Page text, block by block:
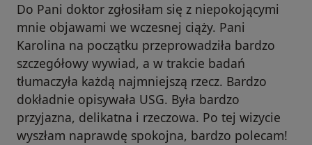
Do Pani doktor zgłosiłam się z niepokojącymi
mnie objawami we wczesnej ciąży. Pani
Karolina na początku przeprowadziła bardzo
szczegółowy wywiad, a w trakcie badań
tłumaczyła każdą najmniejszą rzecz. Bardzo
dokładnie opisywała USG. Była bardzo
przyjazna, delikatna i rzeczowa. Po tej wizycie
wyszłam naprawdę spokojna, bardzo polecam!